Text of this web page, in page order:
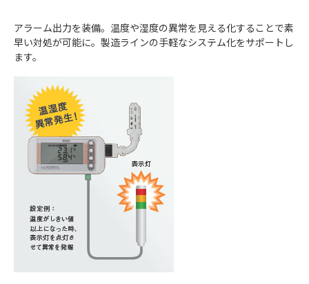
アラーム出力を装備。温度や湿度の異常を見える化することで素
早い対処が可能に。製造ラインの手軽なシステム化をサポートし
ます。